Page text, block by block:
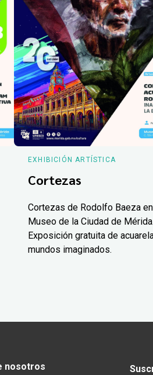
EXHIBICIÓN ARTÍSTICA
Cortezas
Cortezas de Rodolfo Baeza
Museo de la Ciudad de Mérida.
Exposición gratuita de
mundos imaginados.
nosotros